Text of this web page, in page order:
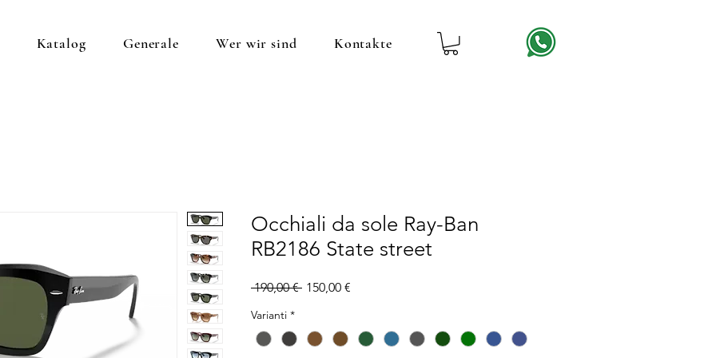
Katalog Generale Wer wir sind Kontakte
Occhiali da sole Ray-Ban
RB2186 State street
190,00 € Standardpreis
150,00 €
Varianti *